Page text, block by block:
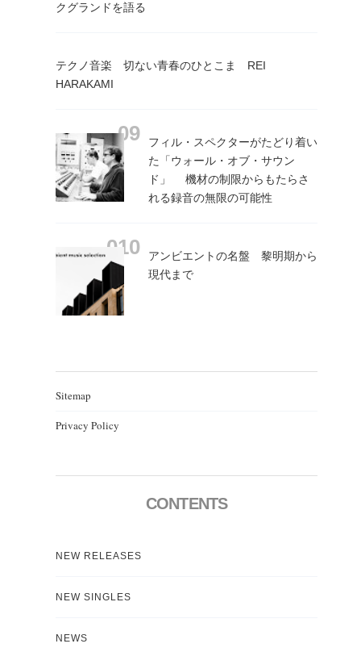
クグランドを語る
テクノ音楽 切ない青春のひとこま REI
HARAKAMI
フィル・スペクターがたどり着い
た「ウォール・オブ・サウン
ド」 機材の制限からもたらさ
れる録音の無限の可能性
アンビエントの名盤 黎明期から
現代まで
Sitemap
Privacy Policy
CONTENTS
NEW RELEASES
NEW SINGLES
NEWS